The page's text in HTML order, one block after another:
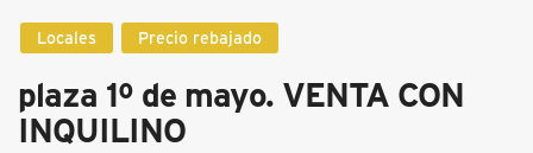
Locales Precio rebajado
plaza 1º de mayo. VENTA CON
INQUILINO